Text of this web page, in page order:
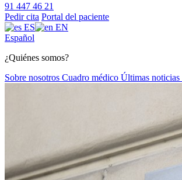
91 447 46 21
Pedir cita Portal del paciente
ES
EN
Español
¿Quiénes somos?
Sobre nosotros Cuadro médico Últimas noticias